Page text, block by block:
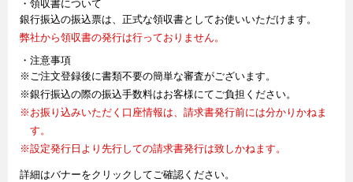
・領収書について
銀行振込の振込票は、正式な領収書としてお使いいただけます。
弊社から領収書の発行は行っておりません。
・注意事項
※ご注文登録後に書類不要の簡単な審査がございます。
※銀行振込の際の振込手数料はお客様にてご負担ください。
※お振り込みいただく口座情報は、請求書発行前には分かりかねま
す。
※設定発行日より先行しての請求書発行は致しかねます。
詳細はバナーをクリックしてご確認ください。